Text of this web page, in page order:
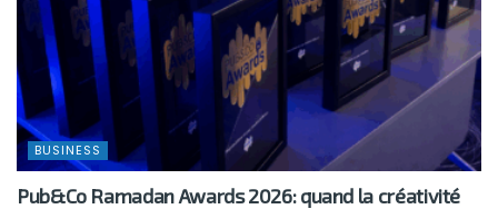
BUSINESS
Pub&Co Ramadan Awards 2026: quand la créativité